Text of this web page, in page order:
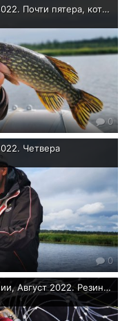
Рыбалка в Карелии, Август 2022. Почти пятера, которую ели
0
Четвера
0
Рыбалка в Карелии, Август 2022. Резина 2 дюйма. Ой, не - 7